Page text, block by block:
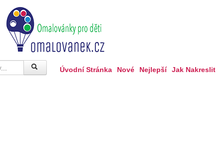
Úvodní Stránka Nové Nejlepší Jak Nakreslit